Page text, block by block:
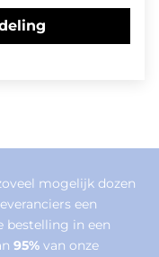
mogelijk dozen
een
bestelling in een
95% van onze